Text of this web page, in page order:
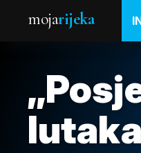
mojarijeka